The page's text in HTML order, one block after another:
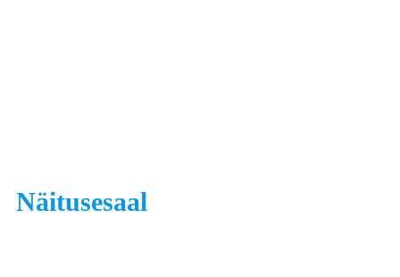
Näitusesaal